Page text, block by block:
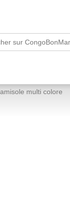
multi colore